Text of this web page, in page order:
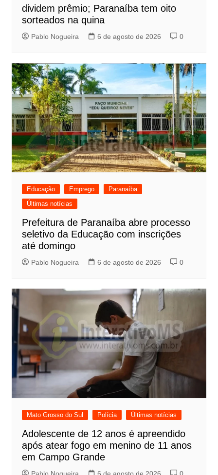
dividem prêmio; Paranaíba tem oito
sorteados na quina
Pablo Nogueira 6 de agosto de 2026 0
Educação Emprego
Paranaíba
Últimas notícias
Prefeitura de Paranaíba abre processo
seletivo da Educação com inscrições
até domingo
Pablo Nogueira 6 de agosto de 2026 0
Mato Grosso do Sul Polícia Últimas notícias
Adolescente de 12 anos é apreendido
após atear fogo em menino de 11 anos
em Campo Grande